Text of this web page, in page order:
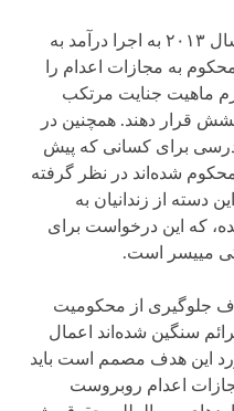
اصلاحات قانونی در ایران که در سال ۲۰۱۳ به اجرا درآمد به
به مجازات اعدام را
ماهیت جنایت مرتکب
قرار دهند. همچنین در
برای کسانی که پیش
مرگ محکوم شده‌اند در نظر گرفته
دسته از زندانیان به
که این درخواست برای
مییسر است.
سال ۲۰۱۳ با هدف جلوگیری از محکومیت
سنگین شده‌اند اعمال
این هدف مصمم است باید
اعدام روبروست